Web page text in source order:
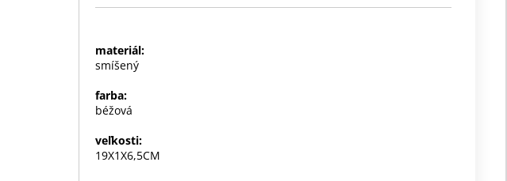
materiál:
smíšený
farba:
béžová
veľkosti:
19X1X6,5CM